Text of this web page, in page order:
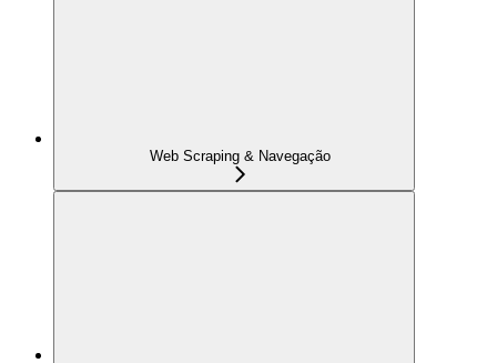
Web Scraping & Navegação